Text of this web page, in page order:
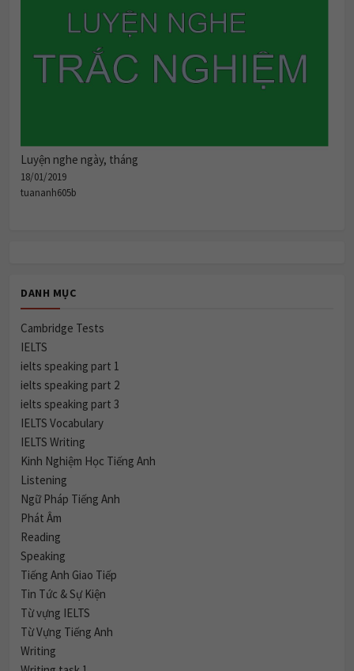
Luyện nghe ngày, tháng
18/01/2019
tuananh605b
DANH MỤC
Cambridge Tests
IELTS
ielts speaking part 1
ielts speaking part 2
ielts speaking part 3
IELTS Vocabulary
IELTS Writing
Kinh Nghiệm Học Tiếng Anh
Listening
Ngữ Pháp Tiếng Anh
Phát Âm
Reading
Speaking
Tiếng Anh Giao Tiếp
Tin Tức & Sự Kiện
Từ vựng IELTS
Từ Vựng Tiếng Anh
Writing